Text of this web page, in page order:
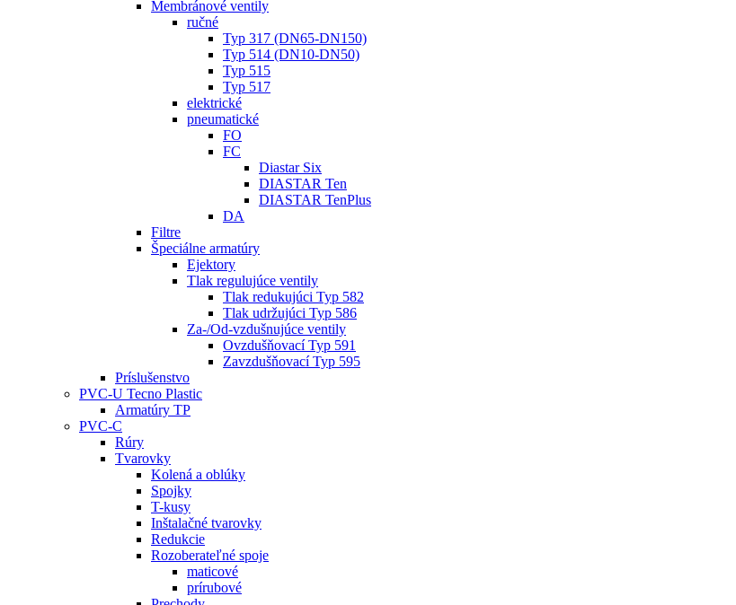
Membránové ventily
ručné
Typ 317 (DN65-DN150)
Typ 514 (DN10-DN50)
Typ 515
Typ 517
elektrické
pneumatické
FO
FC
Diastar Six
DIASTAR Ten
DIASTAR TenPlus
DA
Filtre
Špeciálne armatúry
Ejektory
Tlak regulujúce ventily
Tlak redukujúci Typ 582
Tlak udržujúci Typ 586
Za-/Od-vzdušnujúce ventily
Ovzdušňovací Typ 591
Zavzdušňovací Typ 595
Príslušenstvo
PVC-U Tecno Plastic
Armatúry TP
PVC-C
Rúry
Tvarovky
Kolená a oblúky
Spojky
T-kusy
Inštalačné tvarovky
Redukcie
Rozoberateľné spoje
maticové
prírubové